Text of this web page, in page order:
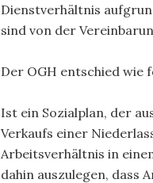
Dienstverhältnis
sind von der
Der OGH entschied wie
Ist ein Sozialplan, der
Verkaufs einer
Arbeitsverhältnis in
dahin auszulegen, dass